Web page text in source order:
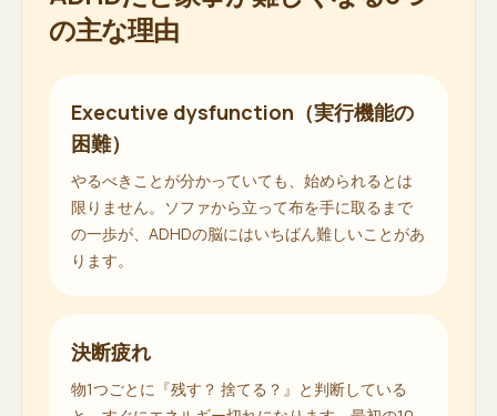
の主な理由
Executive dysfunction（実行機能の
困難）
やるべきことが分かっていても、始められるとは
限りません。ソファから立って布を手に取るまで
の一歩が、ADHDの脳にはいちばん難しいことがあ
ります。
決断疲れ
物1つごとに『残す？ 捨てる？』と判断している